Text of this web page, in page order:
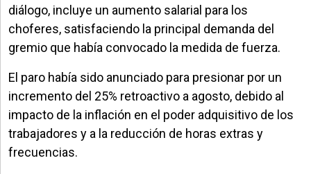
diálogo, incluye un aumento salarial para los
choferes, satisfaciendo la principal demanda del
gremio que había convocado la medida de fuerza.
El paro había sido anunciado para presionar por un
incremento del 25% retroactivo a agosto, debido al
impacto de la inflación en el poder adquisitivo de los
trabajadores y a la reducción de horas extras y
frecuencias.